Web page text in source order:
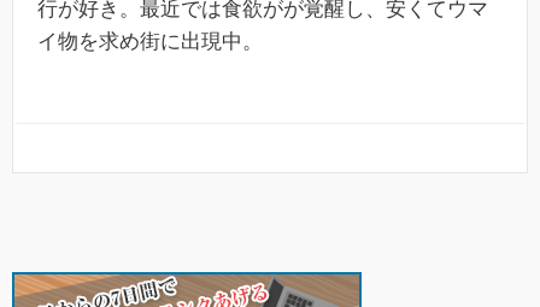
行が好き。最近では食欲がが覚醒し、安くてウマ
イ物を求め街に出現中。